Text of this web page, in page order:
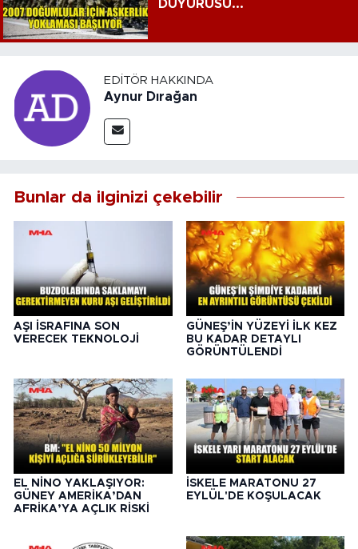
DUYURUSU...
EDITÖR HAKKINDA
Aynur Dırağan
Bunlar da ilginizi çekebilir
AŞI İSRAFINA SON
VERECEK TEKNOLOJİ
GÜNEŞ’İN YÜZEYİ İLK KEZ
BU KADAR DETAYLI
GÖRÜNTÜLENDİ
EL NİNO YAKLAŞIYOR:
GÜNEY AMERİKA’DAN
AFRİKA’YA AÇLIK RİSKİ
İSKELE MARATONU 27
EYLÜL'DE KOŞULACAK